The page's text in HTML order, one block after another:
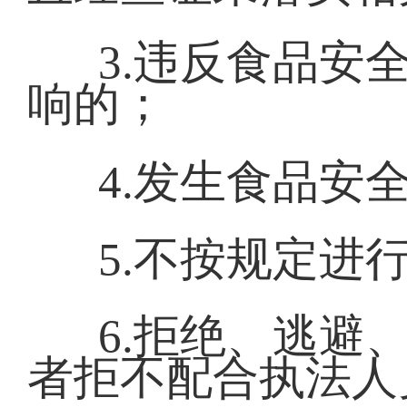
3.违反食品安
响的；
4.发生食品安
5.不按规定进
6.拒绝、逃避
者拒不配合执法